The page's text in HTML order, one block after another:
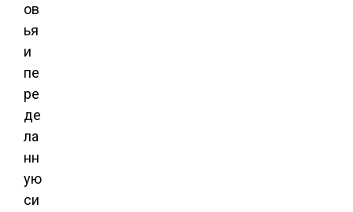
ов
ья
и
пе
ре
де
ла
нн
ую
си